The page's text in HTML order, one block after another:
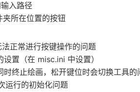
入路径
所在位置的按钮
正常进行按键操作的问题
置（在 misc.ini 中设置）
终止绘画，松开键位时会切换工具的
运行的初始化问题